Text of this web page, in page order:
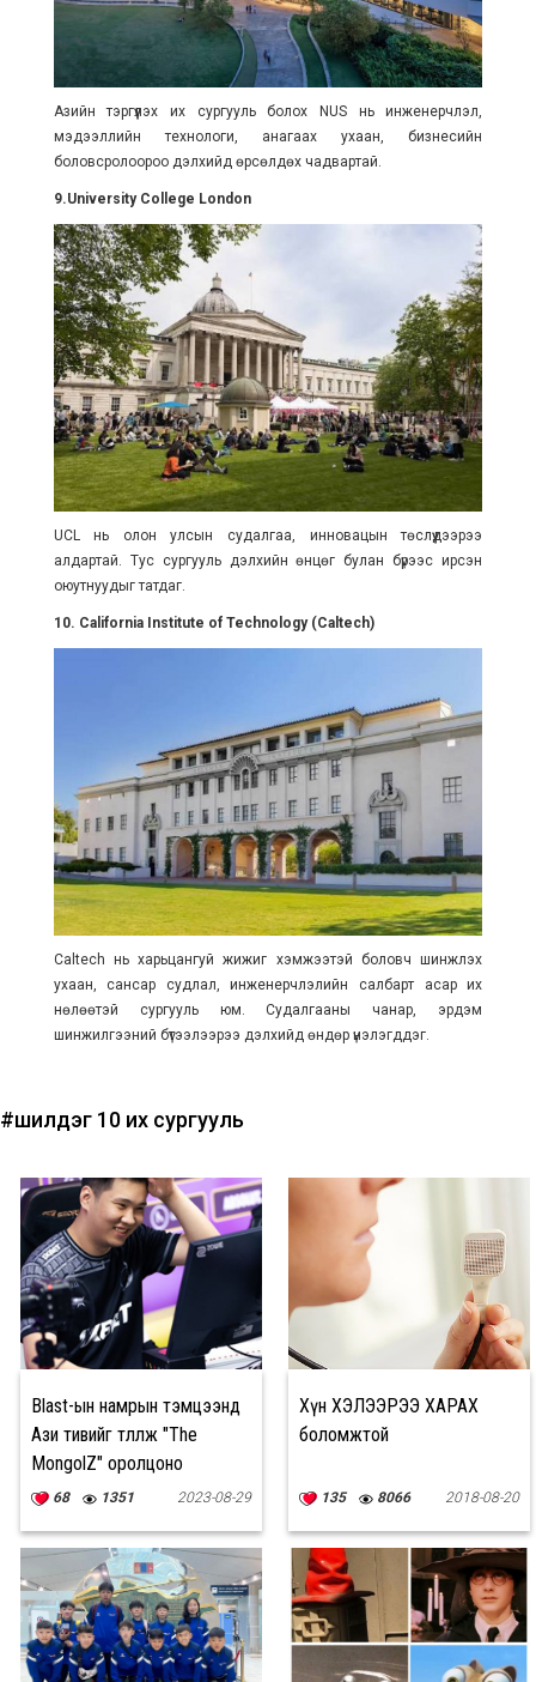
Азийн тэргүүлэх их сургууль болох NUS нь инженерчлэл,
мэдээллийн технологи, анагаах ухаан, бизнесийн
боловсролоороо дэлхийд өрсөлдөх чадвартай.
9.University College London
UCL нь олон улсын судалгаа, инновацын төслүүдээрээ
алдартай. Тус сургууль дэлхийн өнцөг булан бүрээс ирсэн
оюутнуудыг татдаг.
10. California Institute of Technology (Caltech)
Caltech нь харьцангуй жижиг хэмжээтэй боловч шинжлэх
ухаан, сансар судлал, инженерчлэлийн салбарт асар их
нөлөөтэй сургууль юм. Судалгааны чанар, эрдэм
шинжилгээний бүтээлээрээ дэлхийд өндөр үнэлэгддэг.
#шилдэг 10 их сургууль
Blast-ын намрын тэмцээнд
Ази тивийг төлөөлж "The
MongolZ" оролцоно
68 1351 2023-08-29
Хүн ХЭЛЭЭРЭЭ ХАРАХ
боломжтой
135 8066 2018-08-20